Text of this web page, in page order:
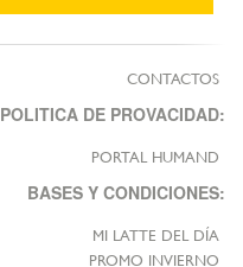
CONTACTOS
POLITICA DE PROVACIDAD:
PORTAL HUMAND
BASES Y CONDICIONES:
MI LATTE DEL DÍA
PROMO INVIERNO